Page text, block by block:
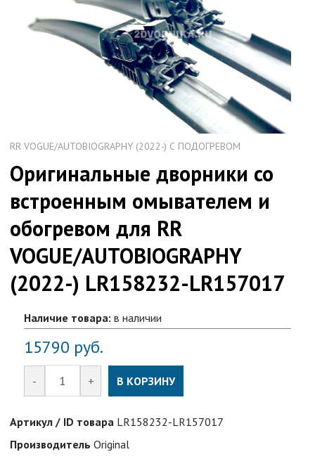
RR VOGUE/AUTOBIOGRAPHY (2022-) С ПОДОГРЕВОМ
Оригинальные дворники со
встроенным омывателем и
обогревом для RR
VOGUE/AUTOBIOGRAPHY
(2022-) LR158232-LR157017
Наличие товара: в наличии
15790 руб.
- + В КОРЗИНУ
Артикул / ID товара LR158232-LR157017
Производитель Original